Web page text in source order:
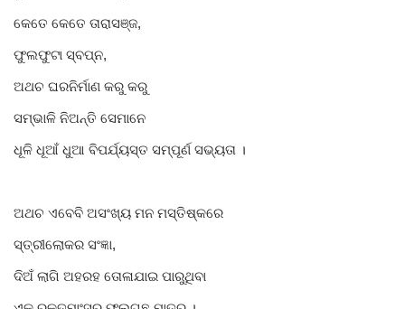
କେତେ କେତେ ତାରାସଞ୍ଜ,
ଫୁଲଫୁଟା ସ୍ବପ୍ନ,
ଅଥଚ ଘରନିର୍ମାଣ କରୁ କରୁ
ସମ୍ଭାଳି ନିଅନ୍ତି ସେମାନେ
ଧୂଳି ଧୂଆଁ ଧୁଆ ବିପର୍ଯ୍ୟସ୍ତ ସମ୍ପୂର୍ଣ ସଭ୍ୟତା ।
ଅଥଚ ଏବେବି ଅସଂଖ୍ୟ ମନ ମସ୍ତିଷ୍କରେ
ସ୍ତ୍ରୀଲୋକର ସଂଜ୍ଞା,
ଦିଅଁ ଲାଗି ଅହରହ ତୋଳାଯାଇ ପାରୁଥିବା